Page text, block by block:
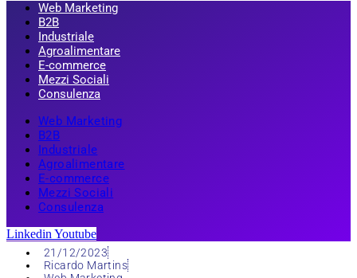
Web Marketing
B2B
Industriale
Agroalimentare
E-commerce
Mezzi Sociali
Consulenza
Web Marketing
B2B
Industriale
Agroalimentare
E-commerce
Mezzi Sociali
Consulenza
Linkedin Youtube
21/12/2023
Ricardo Martins